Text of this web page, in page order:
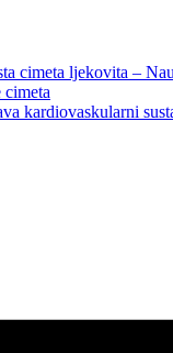
cimeta ljekovita –
cimeta
kardiovaskularni